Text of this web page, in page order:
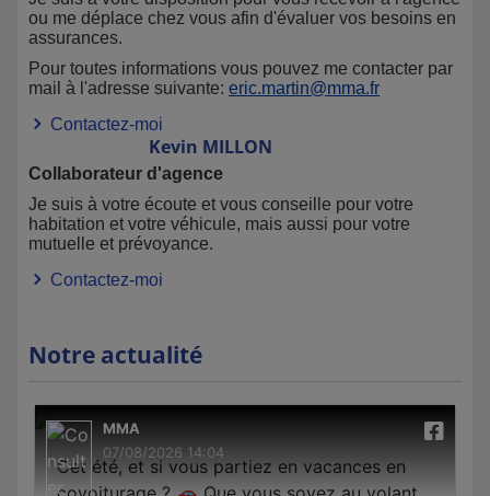
Auto: autosolutions@groupe-mma.fr
Service Santé:09 69 39 60 65
A bientôt dans votre agence de CHAVANAY
ou me déplace chez vous afin d'évaluer vos besoins en
assurances.
Pour toutes informations vous pouvez me contacter par
mail à l'adresse suivante: eric.martin@mma.fr
Contactez-moi
Kevin MILLON
Collaborateur d'agence
Je suis à votre écoute et vous conseille pour votre
habitation et votre véhicule, mais aussi pour votre
mutuelle et prévoyance.
Contactez-moi
Notre actualité